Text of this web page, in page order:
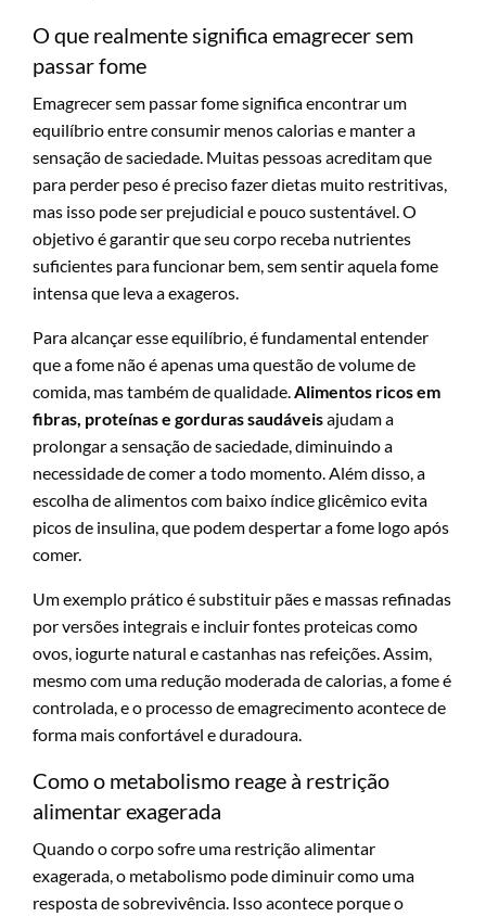
O que realmente significa emagrecer sem
passar fome
Emagrecer sem passar fome significa encontrar um
equilíbrio entre consumir menos calorias e manter a
sensação de saciedade. Muitas pessoas acreditam que
para perder peso é preciso fazer dietas muito restritivas,
mas isso pode ser prejudicial e pouco sustentável. O
objetivo é garantir que seu corpo receba nutrientes
suficientes para funcionar bem, sem sentir aquela fome
intensa que leva a exageros.
Para alcançar esse equilíbrio, é fundamental entender
que a fome não é apenas uma questão de volume de
comida, mas também de qualidade. Alimentos ricos em
fibras, proteínas e gorduras saudáveisajudam a
prolongar a sensação de saciedade, diminuindo a
necessidade de comer a todo momento. Além disso, a
escolha de alimentos com baixo índice glicêmico evita
picos de insulina, que podem despertar a fome logo após
comer.
Um exemplo prático é substituir pães e massas refinadas
por versões integrais e incluir fontes proteicas como
ovos, iogurte natural e castanhas nas refeições. Assim,
mesmo com uma redução moderada de calorias, a fome é
controlada, e o processo de emagrecimento acontece de
forma mais confortável e duradoura.
Como o metabolismo reage à restrição
alimentar exagerada
Quando o corpo sofre uma restrição alimentar
exagerada, o metabolismo pode diminuir como uma
resposta de sobrevivência. Isso acontece porque o